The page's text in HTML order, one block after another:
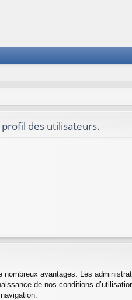
des utilisateurs.
avantages. Les
de nos conditions